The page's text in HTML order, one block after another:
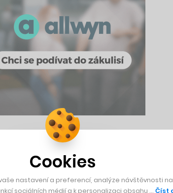
za nespecifikovaný podíl
investice fondu South Central Ventures ve
Cookies
nastavení a preferencí, analýze návštěvnosti
sociálních médií a k personalizaci obsahu … Číst